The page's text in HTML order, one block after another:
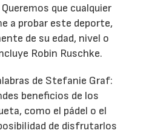
que cualquier
a probar este deporte,
de su edad, nivel o
Robin Ruschke.
de Stefanie Graf:
beneficios de los
como el pádel o el
de disfrutarlos